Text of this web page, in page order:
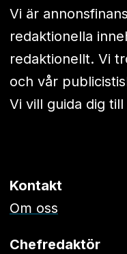
Vi är
redaktionella
redaktionellt. Vi
och vår
Vi vill guida dig
Kontakt
Om oss
Chefredaktör